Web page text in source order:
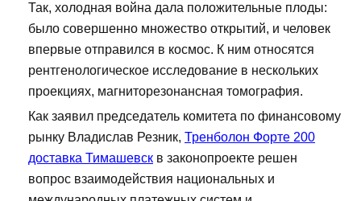
Так, холодная война дала положительные плоды:
было совершенно множество открытий, и человек
впервые отправился в космос. К ним относятся
рентгенологическое исследование в нескольких
проекциях, магниторезонансная томография.
Как заявил председатель комитета по финансовому
рынку Владислав Резник, Тренболон Форте 200
доставка Тимашевск в законопроекте решен
вопрос взаимодействия национальных и